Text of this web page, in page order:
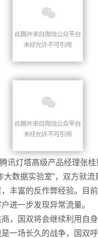
讯灯塔高级产品经理张
数据实验室”，双方就
丰富的反作弊经验。目
进一步发现异常流量。
，国双将会继续利用自
一场长久的战争，国双